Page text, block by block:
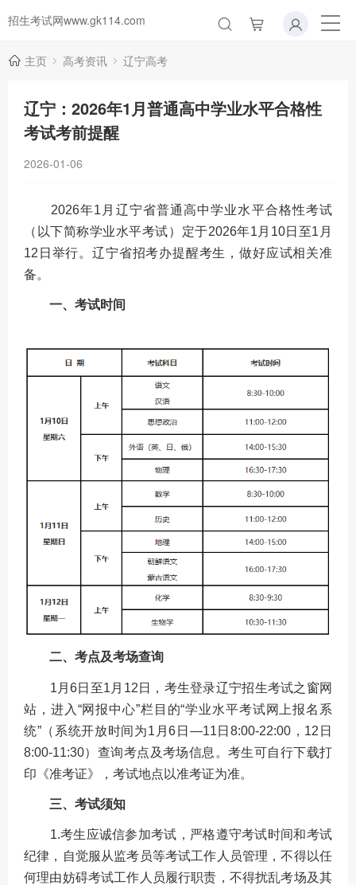
招生考试网www.gk114.com
主页 高考资讯 辽宁高考
辽宁：2026年1月普通高中学业水平合格性
考试考前提醒
2026-01-06
2026年1月辽宁省普通高中学业水平合格性考试
（以下简称学业水平考试）定于2026年1月10日至1月
12日举行。辽宁省招考办提醒考生，做好应试相关准
备。
一、考试时间
二、考点及考场查询
1月6日至1月12日，考生登录辽宁招生考试之窗网
站，进入“网报中心”栏目的“学业水平考试网上报名系
统”（系统开放时间为1月6日—11日8:00-22:00，12日
8:00-11:30）查询考点及考场信息。考生可自行下载打
印《准考证》，考试地点以准考证为准。
三、考试须知
1.考生应诚信参加考试，严格遵守考试时间和考试
纪律，自觉服从监考员等考试工作人员管理，不得以任
何理由妨碍考试工作人员履行职责，不得扰乱考场及其